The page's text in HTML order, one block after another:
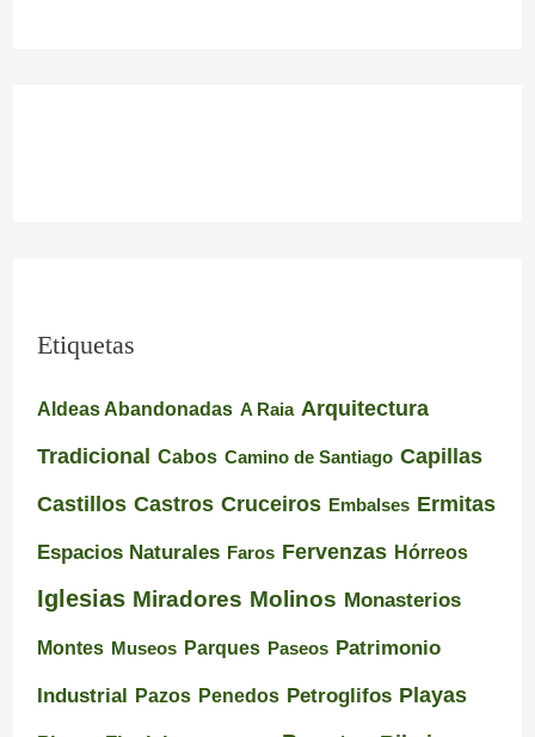
Etiquetas
Aldeas Abandonadas A Raia Arquitectura
Tradicional Cabos Camino de Santiago Capillas
Castillos Castros Cruceiros Embalses Ermitas
Espacios Naturales Faros Fervenzas Hórreos
Iglesias Miradores Molinos Monasterios
Montes Museos Parques Paseos Patrimonio
Industrial Pazos Penedos Petroglifos Playas